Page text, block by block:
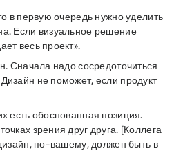
в первую очередь нужно уделить
Если визуальное решение
весь проект».
Сначала надо сосредоточиться
не поможет, если продукт
есть обоснованная позиция.
зрения друг друга. [Коллега
по-вашему, должен быть в